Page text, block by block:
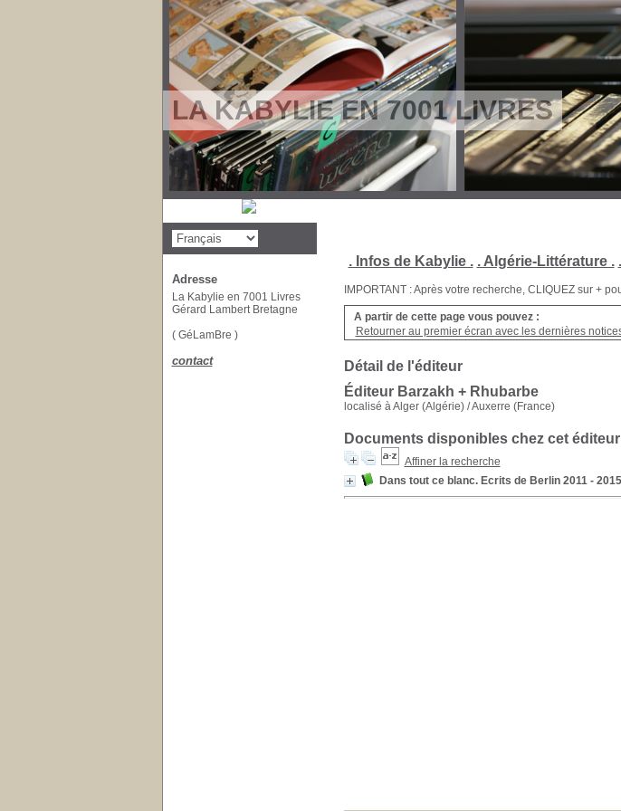
LA KABYLIE EN 7001 LIVRES
. Infos de Kabylie . . Algérie-Littérature .
IMPORTANT : Après votre recherche, CLIQUEZ sur +
A partir de cette page vous pouvez :
Retourner au premier écran avec les dernières
Détail de l'éditeur
Éditeur Barzakh + Rhubarbe
localisé à Alger (Algérie) / Auxerre (France)
Documents disponibles chez cet éditeur
Affiner la recherche
Dans tout ce blanc. Ecrits de Berlin 2011 - 2015
Adresse
La Kabylie en 7001 Livres
Gérard Lambert Bretagne
( GéLamBre )
contact